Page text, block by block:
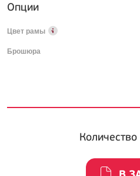
Опции
Цвет рамы
Брошюра
Количество